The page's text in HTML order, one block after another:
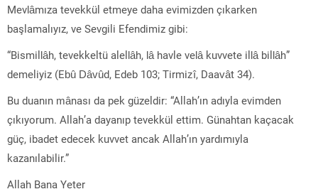
Mevlâmıza tevekkül etmeye daha evimizden çıkarken
başlamalıyız, ve Sevgili Efendimiz gibi:
“Bismillâh, tevekkeltü alellâh, lâ havle velâ kuvvete illâ billâh”
demeliyiz (Ebû Dâvûd, Edeb 103; Tirmizî, Daavât 34).
Bu duanın mânası da pek güzeldir: “Allah’ın adıyla evimden
çıkıyorum. Allah’a dayanıp tevekkül ettim. Günahtan kaçacak
güç, ibadet edecek kuvvet ancak Allah’ın yardımıyla
kazanılabilir.”
Allah Bana Yeter